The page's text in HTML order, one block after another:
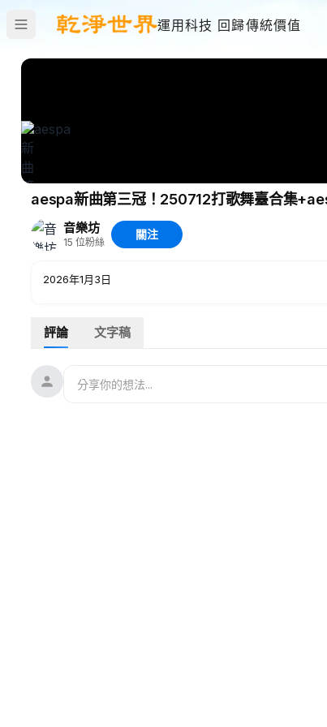
運用科技 回歸傳統價值
音樂坊
15 位粉絲
關注
2026年1月3日
評論 文字稿